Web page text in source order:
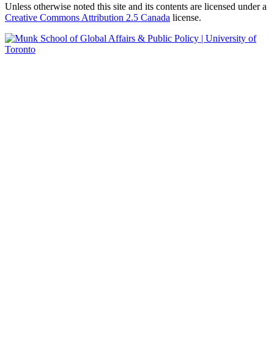
Unless otherwise noted this site and its contents are licensed under a
Creative Commons Attribution 2.5 Canada license.